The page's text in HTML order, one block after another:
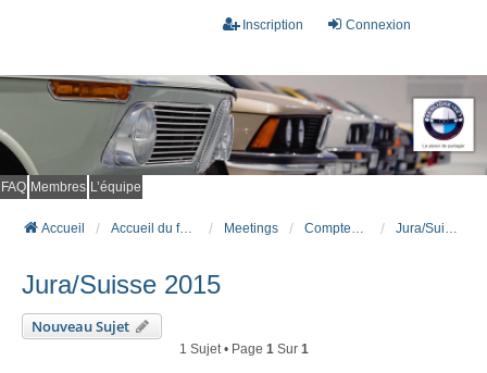
Connexion
Inscription
FAQ Membres L’équipe
Accueil Accueil du forum Meetings Comptes rendus de meetings Jura/Suisse 2015
Jura/Suisse 2015
Nouveau Sujet
1 Sujet • Page 1Sur 1